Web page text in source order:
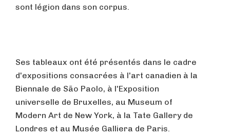
sont légion dans son corpus.
Ses tableaux ont été présentés dans le cadre
d'expositions consacrées à l'art canadien à la
Biennale de São Paolo, à l'Exposition
universelle de Bruxelles, au Museum of
Modern Art de New York, à la Tate Gallery de
Londres et au Musée Galliera de Paris.